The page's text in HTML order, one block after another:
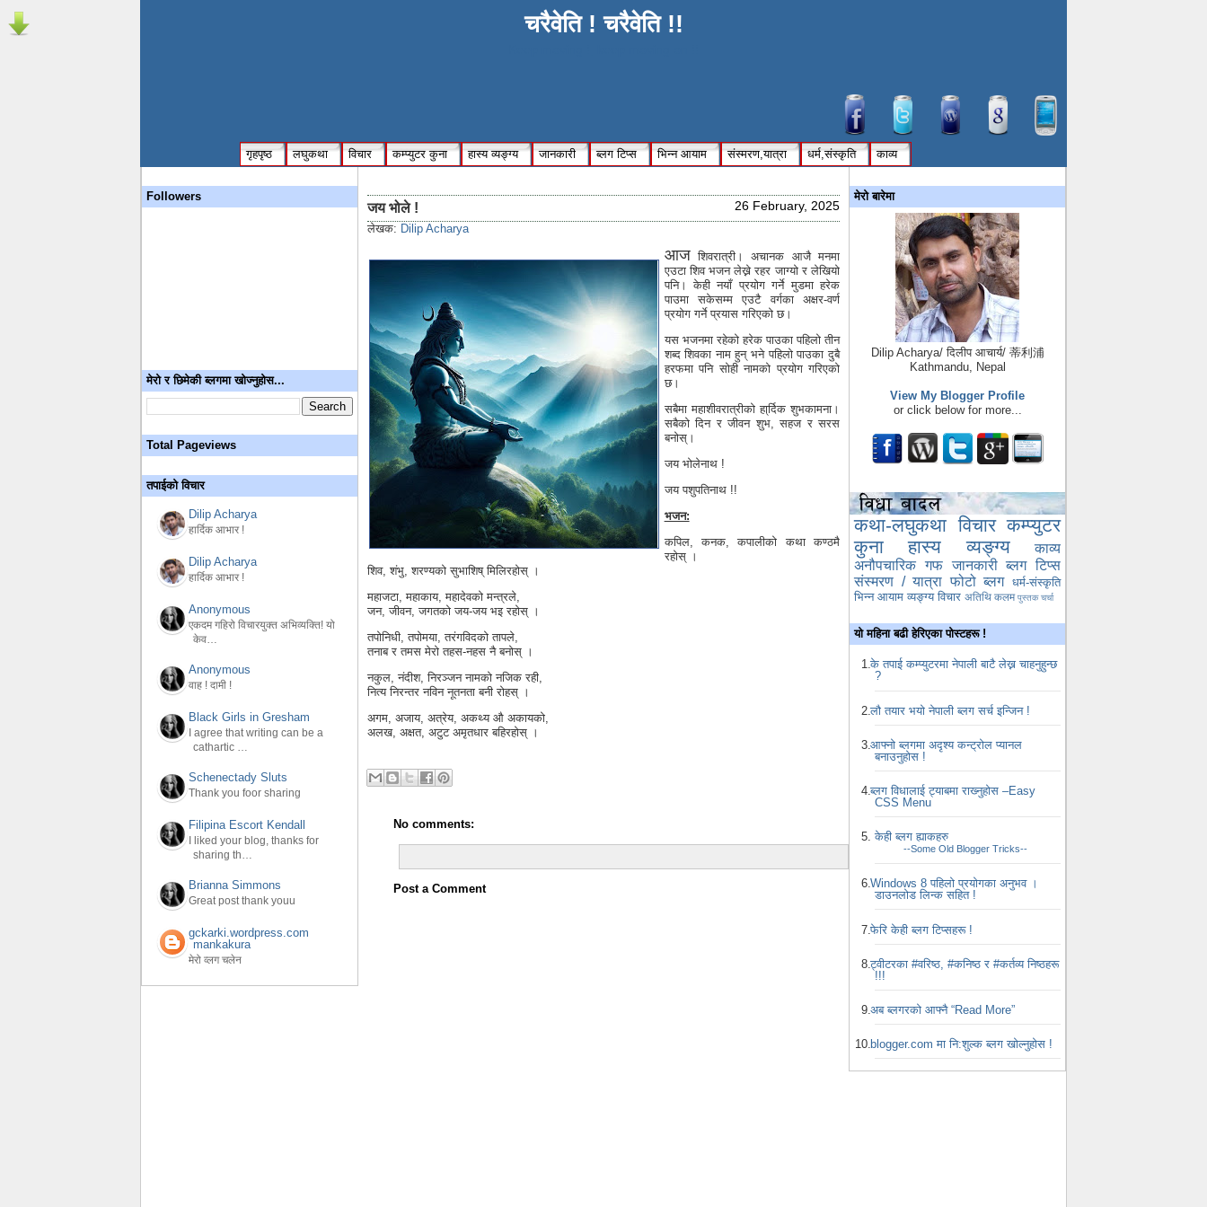
चरैवेति ! चरैवेति !!
गृहपृष्ठ लघुकथा विचार कम्प्युटर कुना हास्य व्यङ्ग्य जानकारी ब्लग टिप्स भिन्न आयाम संस्मरण,यात्रा धर्म,संस्कृति काव्य
Followers
मेरो र छिमेकी ब्लगमा खोज्नुहोस...
Total Pageviews
तपाईको विचार
Dilip Acharya
हार्दिक आभार !
Dilip Acharya
हार्दिक आभार !
Anonymous
एकदम गहिरो विचारयुक्त अभिव्यक्ति! यो
केव…
Anonymous
वाह ! दामी !
Black Girls in Gresham
I agree that writing can be a
cathartic …
Schenectady Sluts
Thank you foor sharing
Filipina Escort Kendall
I liked your blog, thanks for
sharing th…
Brianna Simmons
Great post thank youu
gckarki.wordpress.com
mankakura
मेरो व्लग चलेन
26 February, 2025
जय भोले !
लेखक: Dilip Acharya
आजशिवरात्री। अचानक आजै मनमा
एउटा शिव भजन लेख्ने रहर जाग्यो र लेखियो
पनि। केही नयाँ प्रयोग गर्ने मुडमा हरेक
पाउमा सकेसम्म एउटै वर्गका अक्षर-वर्ण
प्रयोग गर्ने प्रयास गरिएको छ।
यस भजनमा रहेको हरेक पाउका पहिलो तीन
शब्द शिवका नाम हुन् भने पहिलो पाउका दुबै
हरफमा पनि सोही नामको प्रयोग गरिएको
छ।
सबैमा महाशीवरात्रीको हा्र्दिक शुभकामना।
सबैको दिन र जीवन शुभ, सहज र सरस
बनोस्।
जय भोलेनाथ !
जय पशुपतिनाथ !!
भजन:
कपिल, कनक, कपालीको कथा कण्ठमै
रहोस् ।
शिव, शंभु, शरण्यको सुभाशिष् मिलिरहोस् ।
महाजटा, महाकाय, महादेवको मन्त्रले,
जन, जीवन, जगतको जय-जय भइ रहोस् ।
तपोनिधी, तपोमया, तरंगविदको तापले,
तनाब र तमस मेरो तहस-नहस नै बनोस् ।
नकुल, नंदीश, निरञ्जन नामको नजिक रही,
नित्य निरन्तर नविन नूतनता बनी रोहस् ।
अगम, अजाय, अत्रेय, अकथ्य औ अकायको,
अलख, अक्षत, अटुट अमृतधार बहिरहोस् ।
No comments:
Post a Comment
मेरो बारेमा
Dilip Acharya/ दिलीप आचार्य/ 蒂利浦
Kathmandu, Nepal
View My Blogger Profile
or click below for more...
कथा-लघुकथा विचार कम्प्युटर
कुना
हास्य व्यङ्ग्य
काव्य
अनौपचारिक गफ जानकारी ब्लग टिप्स
संस्मरण / यात्रा फोटो ब्लग धर्म-संस्कृति
भिन्न आयाम व्यङ्ग्य विचार अतिथि कलम पुस्तक चर्चा
यो महिना बढी हेरिएका पोस्टहरू !
के तपाई कम्प्युटरमा नेपाली बाटै लेख्न चाहनुहुन्छ
?
लौ तयार भयो नेपाली ब्लग सर्च इन्जिन !
आफ्नो ब्लगमा अदृश्य कन्ट्रोल प्यानल
बनाउनुहोस !
ब्लग विधालाई ट्याबमा राख्‍नुहोस –Easy
CSS Menu
केही ब्लग ह्याकहरु
--Some Old Blogger Tricks--
Windows 8 पहिलो प्रयोगका अनुभव ।
डाउनलोड लिन्क सहित !
फेरि केही ब्लग टिप्सहरू !
ट्वीटरका #वरिष्ठ, #कनिष्ठ र #कर्तव्य निष्ठहरू
!!!
अब ब्लगरको आफ्नै “Read More”
blogger.com मा नि:शुल्क ब्लग खोल्नुहोस !